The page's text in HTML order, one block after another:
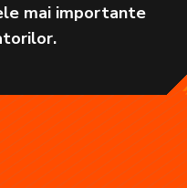
mai importante